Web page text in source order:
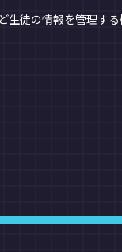
徒の情報を管理す